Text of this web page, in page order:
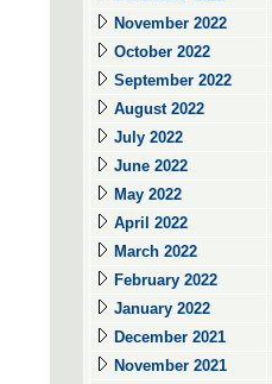
November 2022
October 2022
September 2022
August 2022
July 2022
June 2022
May 2022
April 2022
March 2022
February 2022
January 2022
December 2021
November 2021